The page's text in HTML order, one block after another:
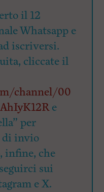
il 12
Whatsapp e
iscriversi.
cliccate il
channel/00
e
per
di invio
infine, che
sui
e X.